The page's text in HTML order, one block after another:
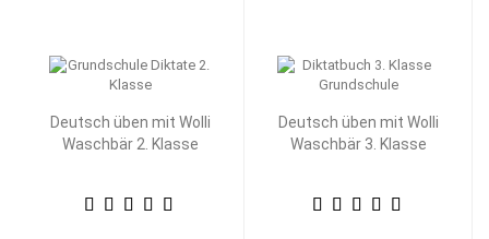
Deutsch üben mit Wolli
Waschbär 2. Klasse
Deutsch üben mit Wolli
Waschbär 3. Klasse